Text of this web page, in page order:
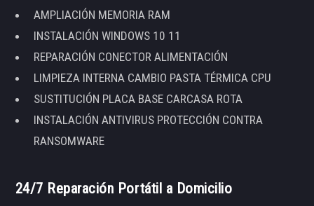
AMPLIACIÓN MEMORIA RAM
INSTALACIÓN WINDOWS 10 11
REPARACIÓN CONECTOR ALIMENTACIÓN
LIMPIEZA INTERNA CAMBIO PASTA TÉRMICA CPU
SUSTITUCIÓN PLACA BASE CARCASA ROTA
INSTALACIÓN ANTIVIRUS PROTECCIÓN CONTRA
RANSOMWARE
24/7 Reparación Portátil a Domicilio